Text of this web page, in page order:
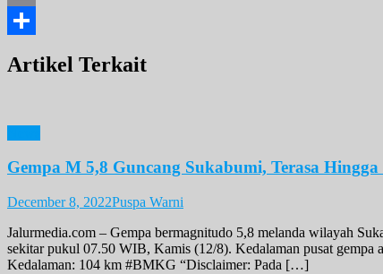
Email
Artikel Terkait
Gempa M 5,8 Guncang Sukabumi, Terasa
December 8, 2022Puspa Warni
Jalurmedia.com – Gempa bermagnitudo 5,8 melanda wilayah
sekitar pukul 07.50 WIB, Kamis (12/8). Kedalaman pusat
Kedalaman: 104 km #BMKG “Disclaimer: Pada […]